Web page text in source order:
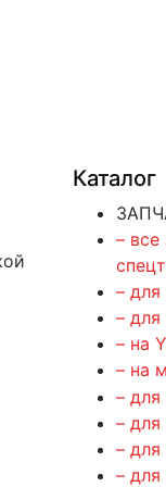
Каталог
– все
– для
–
– на
– на
–
–
– для
–